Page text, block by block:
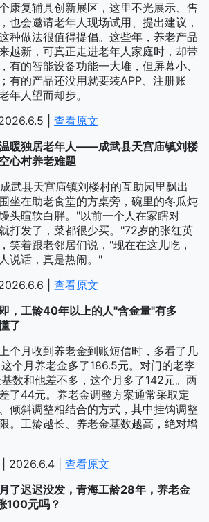
康复辅具创新展区，这里不光展示、售
也会邀请老年人现场试用、提出建议，
种做法很值得提倡。这些年，养老产品
越新，可真正走进老年人家庭时，却带
有的智能设备功能一大堆，但屏幕小、
有的产品还没用就要装APP、注册账
年人望而却步。
| 查看原文
暖独居老年人——成武县天宫庙镇刘楼
心村养老难题
武县天宫庙镇刘楼村的互助园里飘出
坐在助老食堂的方桌旁，碗里的冬瓜炖
头暄软白胖。"以前一个人在家瞎对
打发了，菜都很少买。"72岁的张红英
笑着跟老邻居们说，"现在在这儿吃，
说话，真是热闹。"
| 查看原文
，工龄40年以上的人"含金量"有多
了
个月收到养老金到账短信时，多看了几
个月养老金多了186.5元。对门的老李
数和他差不多，这个月多了142元。两
了44元。养老金调整方案通常采取定
倾斜调整相结合的方式，其中挂钩调整
。工龄越长、养老金基数越高，绝对增
2026.6.4 | 查看原文
了迟迟没发，青海工龄28年，养老金
100元吗？